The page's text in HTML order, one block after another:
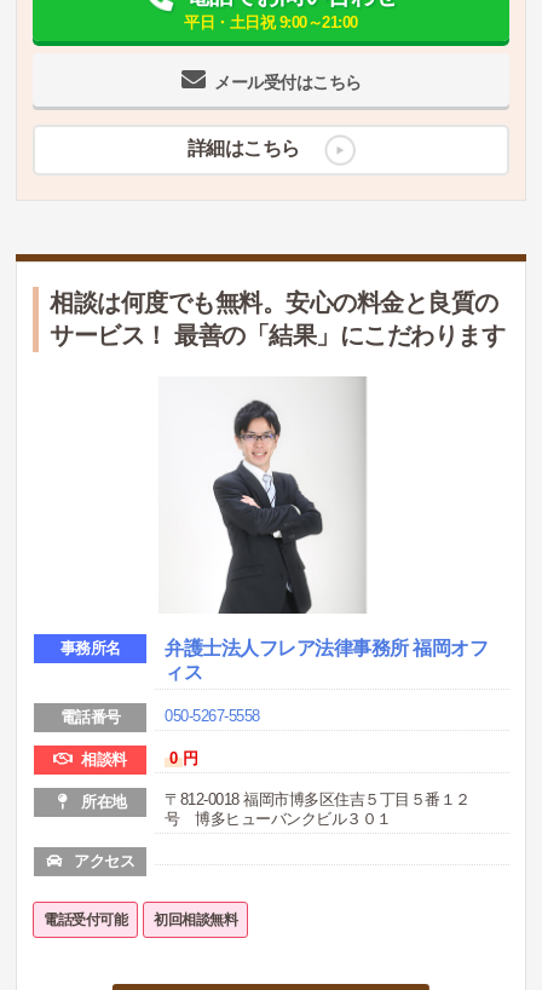
メール受付はこちら
平日・土日祝 9:00～21:00
詳細はこちら
相談は何度でも無料。安心の料金と良質の
サービス！ 最善の「結果」にこだわります
事務所名
弁護士法人フレア法律事務所 福岡オフ
ィス
電話番号 050-5267-5558
相談料 0 円
所在地
〒812-0018 福岡市博多区住吉５丁目５番１２
号 博多ヒューバンクビル３０１
アクセス
電話受付可能 初回相談無料